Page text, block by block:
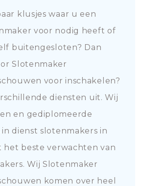
klusjes waar u een
voor nodig heeft of
buitengesloten? Dan
Slotenmaker
voor inschakelen?
diensten uit. Wij
en gediplomeerde
dienst slotenmakers in
het beste verwachten van
Wij Slotenmaker
komen over heel